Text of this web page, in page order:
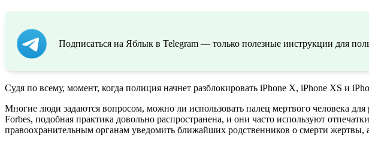
Подписаться на Яблык в Telegram — только полезные инструкции для
Судя по всему, момент, когда полиция начнет разблокировать iPhone X, iPhone XS и
Многие люди задаются вопросом, можно ли использовать палец мертвого человека
Forbes, подобная практика довольно распространена, и они часто используют
правоохранительным органам уведомить ближайших родственников о смерти жертвы,